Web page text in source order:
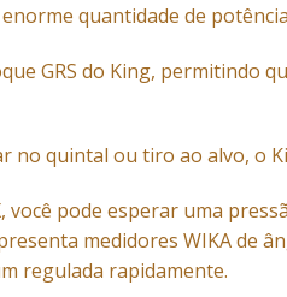
quantidade de
GRS do King, permitindo
no quintal ou tiro ao alvo, o
pode esperar uma
medidores WIKA de
regulada rapidamente.